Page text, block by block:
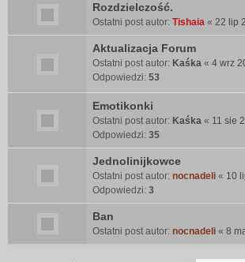
Rozdzielczość.
Ostatni post autor: Tishaia « 22 lip
Aktualizacja Forum
Ostatni post autor: Kaśka « 4 wrz
Odpowiedzi: 53
Emotikonki
Ostatni post autor: Kaśka « 11 sie
Odpowiedzi: 35
Jednolinijkowce
Ostatni post autor: nocnadeli « 10
Odpowiedzi: 3
Ban
Ostatni post autor: nocnadeli « 8